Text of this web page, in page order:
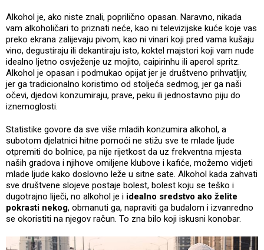
Alkohol je, ako niste znali, poprilično opasan. Naravno, nikada
vam alkoholičari to priznati neće, kao ni televizijske kuće koje vas
preko ekrana zalijevaju pivom, kao ni vinari koji pred vama kušaju
vino, degustiraju ili dekantiraju isto, koktel majstori koji vam nude
idealno ljetno osvježenje uz mojito, caipirinhu ili aperol spritz.
Alkohol je opasan i podmukao opijat jer je društveno prihvatljiv,
jer ga tradicionalno koristimo od stoljeća sedmog, jer ga naši
očevi, djedovi konzumiraju, prave, peku ili jednostavno piju do
iznemoglosti.
Statistike govore da sve više mladih konzumira alkohol, a
subotom djelatnici hitne pomoći ne stižu sve te mlade ljude
otpremiti do bolnice, pa nije rijetkost da uz frekventna mjesta
naših gradova i njihove omiljene klubove i kafiće, možemo vidjeti
mlade ljude kako doslovno leže u sitne sate. Alkohol kada zahvati
sve društvene slojeve postaje bolest, bolest koju se teško i
dugotrajno liječi, no alkohol je i idealno sredstvo ako želite
pokrasti nekog, obmanuti ga, napraviti ga budalom i izvanredno
se okoristiti na njegov račun. To zna bilo koji iskusni konobar.